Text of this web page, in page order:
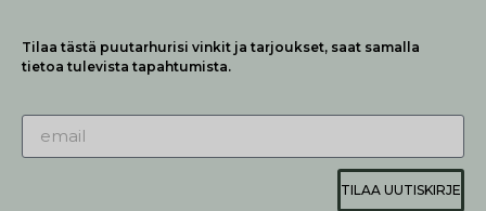
Tilaa tästä puutarhurisi vinkit ja tarjoukset, saat samalla
tietoa tulevista tapahtumista.
TILAA UUTISKIRJE